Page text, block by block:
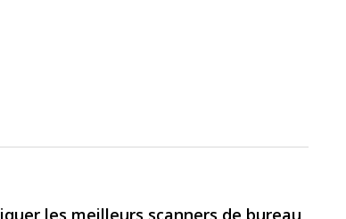
les meilleurs scanners de bureau